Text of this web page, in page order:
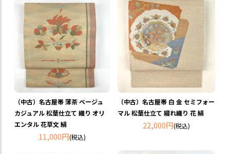
（中古）名古屋帯 薄茶 ベージュ
カジュアル 松葉仕立て 織り オリ
エンタル 花草文 絹
11,000円(税込)
（中古）名古屋帯 白 金 セミフォー
マル 松葉仕立て 綴れ織り 花 絹
22,000円(税込)